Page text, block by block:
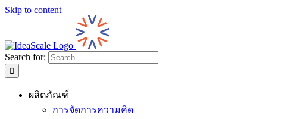
Skip to content
Search for:
ผลิตภัณฑ์
การจัดการความคิด